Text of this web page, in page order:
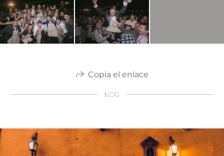
Copia el enlace
BLOG